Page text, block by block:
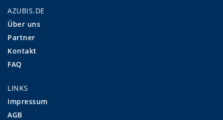
AZUBIS.DE
Über uns
Partner
Kontakt
FAQ
LINKS
Impressum
AGB